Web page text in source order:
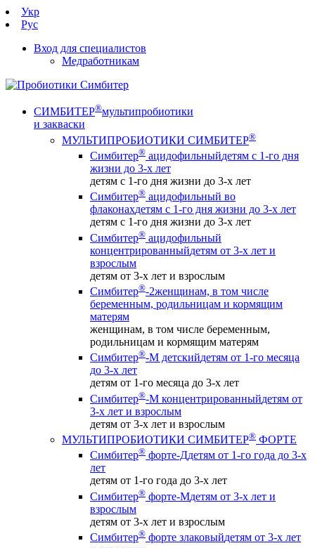
Укр
Рус
Вход для специалистов
Медработникам
СИМБИТЕР®мультипробиотики
и закваски
МУЛЬТИПРОБИОТИКИ СИМБИТЕР®
Симбитер® ацидофильныйдетям с 1-го дня
жизни до 3-х лет
детям с 1-го дня жизни до 3-х лет
Симбитер® ацидофильный во
флаконахдетям с 1-го дня жизни до 3-х лет
детям с 1-го дня жизни до 3-х лет
Симбитер® ацидофильный
концентрированныйдетям от 3-х лет и
взрослым
детям от 3-х лет и взрослым
Симбитер®-2женщинам, в том числе
беременным, родильницам и кормящим
матерям
женщинам, в том числе беременным,
родильницам и кормящим матерям
Симбитер®-М детскийдетям от 1-го месяца
до 3-х лет
детям от 1-го месяца до 3-х лет
Симбитер®-М концентрированныйдетям от
3-х лет и взрослым
детям от 3-х лет и взрослым
МУЛЬТИПРОБИОТИКИ СИМБИТЕР® ФОРТЕ
Симбитер® форте-Ддетям от 1-го года до 3-х
лет
детям от 1-го года до 3-х лет
Симбитер® форте-Мдетям от 3-х лет и
взрослым
детям от 3-х лет и взрослым
Симбитер® форте злаковыйдетям от 3-х лет